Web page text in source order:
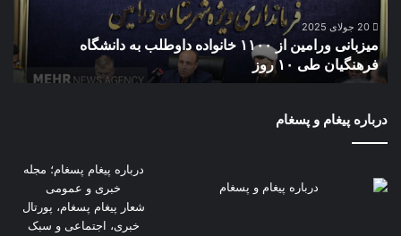
به
دانشگاه
فرهنگیان
طی
۱۰
20 جولای 2025
میزبانی ورامین از ۱۱۰۰ خانواده داوطلب به دانشگاه
فرهنگیان طی ۱۰ روز
درباره پیغام و پسغام
درباره پیغام پسغام؛ مجله
خبری و عمومی
شعار پیغام پسغام، پورتال
خبری، اجتماعی و سبک